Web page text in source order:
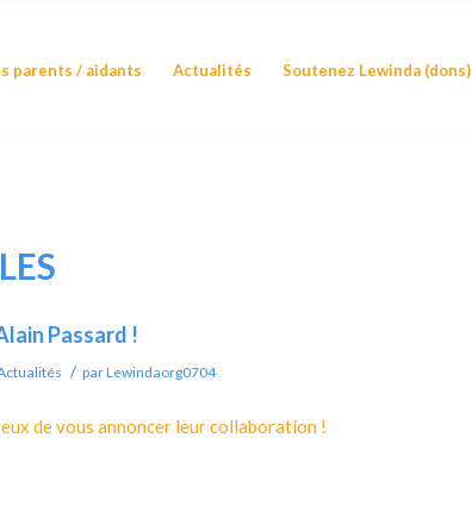
parents / aidants Actualités Soutenez Lewinda (dons)
Passard !
/ parLewindaorg0704
de vous annoncer leur collaboration !